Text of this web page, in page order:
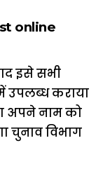
online
इसे सभी
उपलब्ध कराया
अपने नाम को
चुनाव विभाग